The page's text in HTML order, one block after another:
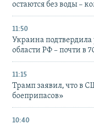
остаются без воды –
11:50
Украина
области РФ – почти в
11:15
Трамп заявил, что в
боеприпасов»
10:40